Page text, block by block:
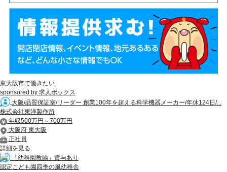
東大阪市で働きたい
sponsored by 求人ボックス
大阪/品質保証室/リーダー 創業100年を超える科学機器メーカー/年休124日/...
株式会社東洋製作所
年収500万円～700万円
大阪府 東大阪
正社員
詳細を見る
「幼稚園教諭」賞与あり
認定こども園四季の風幼稚舎